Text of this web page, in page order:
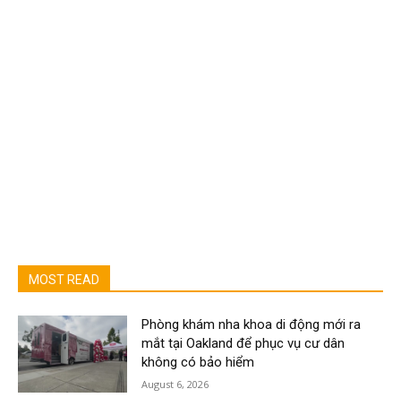
MOST READ
Phòng khám nha khoa di động mới ra
mắt tại Oakland để phục vụ cư dân
không có bảo hiểm
August 6, 2026